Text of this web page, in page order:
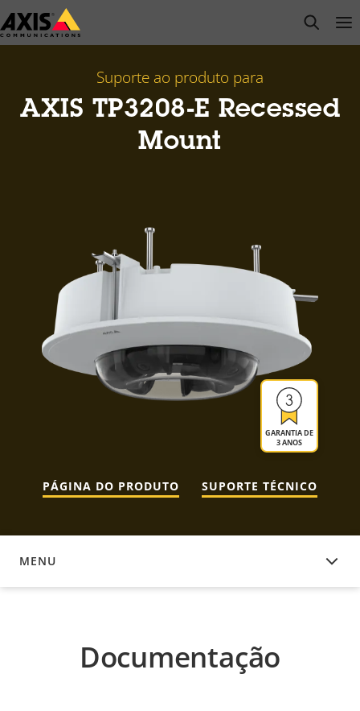
Pular
para
open
Suporte ao produto para
AXIS TP3208-E Recessed
Mount
GARANTIA DE
3 ANOS
PÁGINA DO PRODUTO SUPORTE TÉCNICO
MENU
DOCUMENTAÇÃO
Documentação